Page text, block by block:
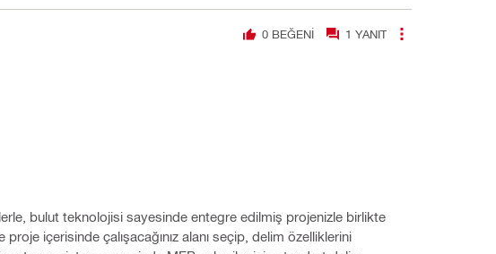
0BEĞENI 1 YANIT
bulut teknolojisi sayesinde entegre edilmiş projenizle birlikte
içerisinde çalışacağınız alanı seçip, delim özelliklerini